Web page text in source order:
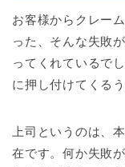
お客様からクレー
った、そんな失敗
ってくれているで
に押し付けてくる
上司というのは、
在です。何か失敗